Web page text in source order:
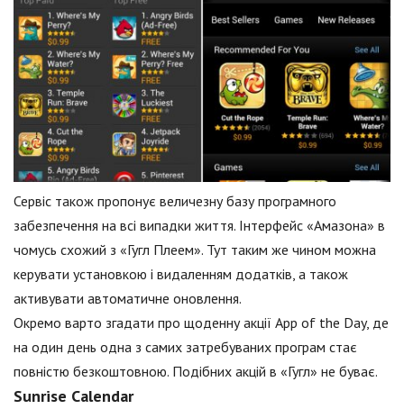
Сервіс також пропонує величезну базу програмного
забезпечення на всі випадки життя. Інтерфейс «Амазона» в
чомусь схожий з «Гугл Плеем». Тут таким же чином можна
керувати установкою і видаленням додатків, а також
активувати автоматичне оновлення.
Окремо варто згадати про щоденну акції App of the Day, де
на один день одна з самих затребуваних програм стає
повністю безкоштовною. Подібних акцій в «Гугл» не буває.
Sunrise Calendar